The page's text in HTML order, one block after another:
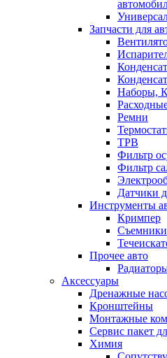
Запчасти для
Наборы,
Ремни
ТРВ
Фильтр
Фильтр
Датчики
Инструменты
Кримпер
Съемники
Прочее авто
Аксессуары
Дренажные
Кронштейны
Монтажные
Сервис пакет
Химия